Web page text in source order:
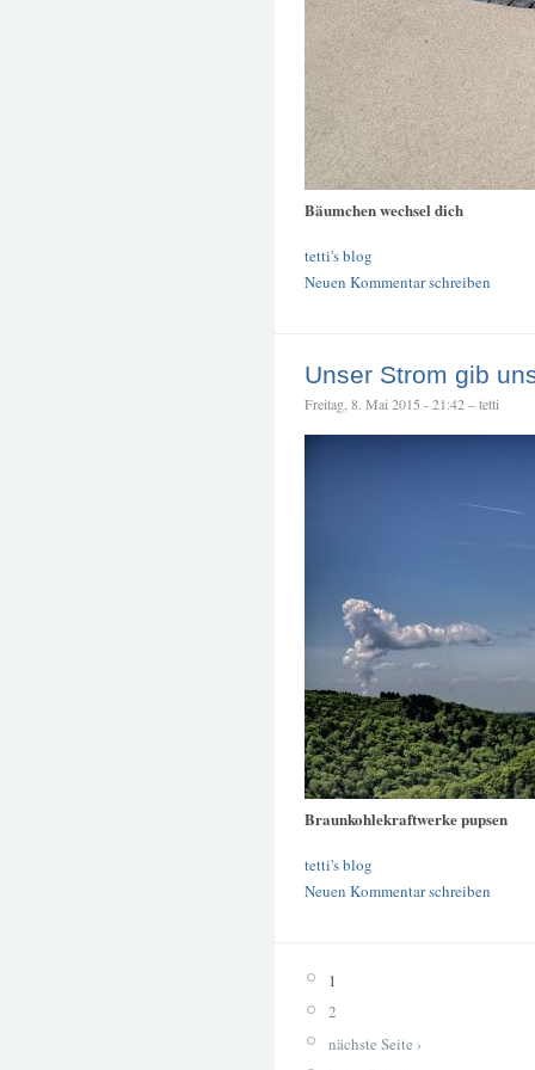
Bäumchen wechsel dich
tetti's blog
Neuen Kommentar schreiben
Unser Strom gib
Freitag, 8. Mai 2015 - 21:42 – tetti
Braunkohlekraftwerke pupsen
tetti's blog
Neuen Kommentar schreiben
1
2
nächste Seite ›